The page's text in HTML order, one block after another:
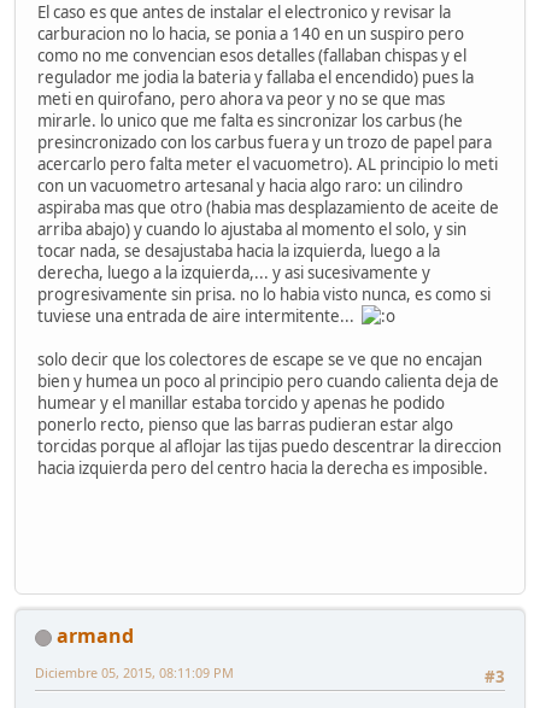
El caso es que antes de instalar el electronico y revisar la
carburacion no lo hacia, se ponia a 140 en un suspiro pero
como no me convencian esos detalles (fallaban chispas y el
regulador me jodia la bateria y fallaba el encendido) pues la
meti en quirofano, pero ahora va peor y no se que mas
mirarle. lo unico que me falta es sincronizar los carbus (he
presincronizado con los carbus fuera y un trozo de papel para
acercarlo pero falta meter el vacuometro). AL principio lo meti
con un vacuometro artesanal y hacia algo raro: un cilindro
aspiraba mas que otro (habia mas desplazamiento de aceite de
arriba abajo) y cuando lo ajustaba al momento el solo, y sin
tocar nada, se desajustaba hacia la izquierda, luego a la
derecha, luego a la izquierda,... y asi sucesivamente y
progresivamente sin prisa. no lo habia visto nunca, es como si
tuviese una entrada de aire intermitente...
solo decir que los colectores de escape se ve que no encajan
bien y humea un poco al principio pero cuando calienta deja de
humear y el manillar estaba torcido y apenas he podido
ponerlo recto, pienso que las barras pudieran estar algo
torcidas porque al aflojar las tijas puedo descentrar la direccion
hacia izquierda pero del centro hacia la derecha es imposible.
armand
#3
Diciembre 05, 2015, 08:11:09 PM